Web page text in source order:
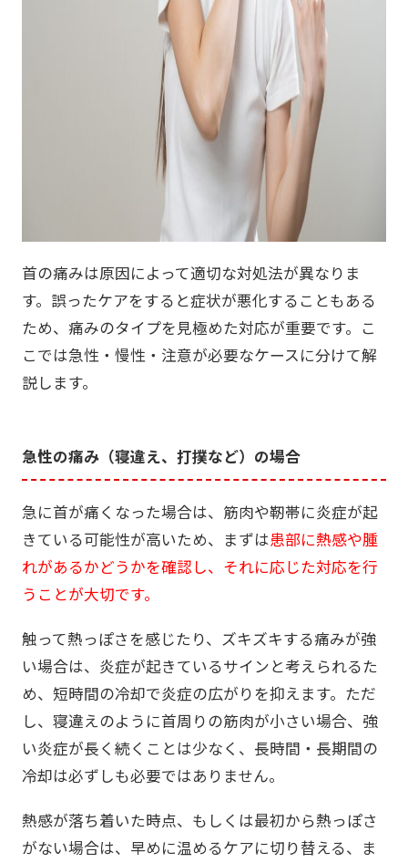
首の痛みは原因によって適切な対処法が異なりま
す。誤ったケアをすると症状が悪化することもある
ため、痛みのタイプを見極めた対応が重要です。こ
こでは急性・慢性・注意が必要なケースに分けて解
説します。
急性の痛み（寝違え、打撲など）の場合
急に首が痛くなった場合は、筋肉や靭帯に炎症が起
きている可能性が高いため、まずは患部に熱感や腫
れがあるかどうかを確認し、それに応じた対応を行
うことが大切です。
触って熱っぽさを感じたり、ズキズキする痛みが強
い場合は、炎症が起きているサインと考えられるた
め、短時間の冷却で炎症の広がりを抑えます。ただ
し、寝違えのように首周りの筋肉が小さい場合、強
い炎症が長く続くことは少なく、長時間・長期間の
冷却は必ずしも必要ではありません。
熱感が落ち着いた時点、もしくは最初から熱っぽさ
がない場合は、早めに温めるケアに切り替える、ま